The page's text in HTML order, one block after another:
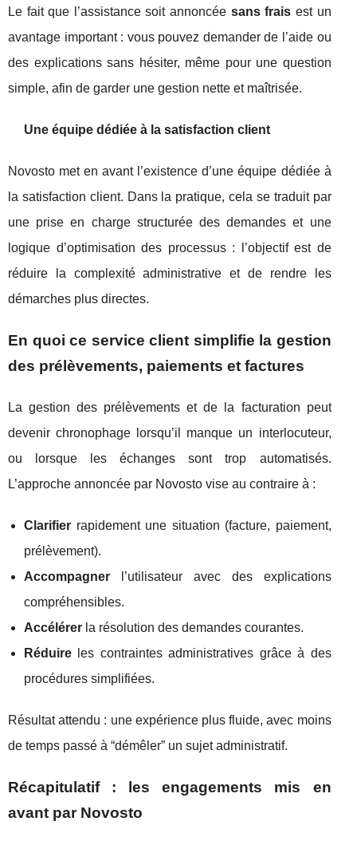
Le fait que l’assistance soit annoncée sans frais est un
avantage important : vous pouvez demander de l’aide ou
des explications sans hésiter, même pour une question
simple, afin de garder une gestion nette et maîtrisée.
Une équipe dédiée à la satisfaction client
Novosto met en avant l’existence d’une équipe dédiée à
la satisfaction client. Dans la pratique, cela se traduit par
une prise en charge structurée des demandes et une
logique d’optimisation des processus : l’objectif est de
réduire la complexité administrative et de rendre les
démarches plus directes.
En quoi ce service client simplifie la gestion
des prélèvements, paiements et factures
La gestion des prélèvements et de la facturation peut
devenir chronophage lorsqu’il manque un interlocuteur,
ou lorsque les échanges sont trop automatisés.
L’approche annoncée par Novosto vise au contraire à :
Clarifier rapidement une situation (facture, paiement,
prélèvement).
Accompagner l’utilisateur avec des explications
compréhensibles.
Accélérer la résolution des demandes courantes.
Réduire les contraintes administratives grâce à des
procédures simplifiées.
Résultat attendu : une expérience plus fluide, avec moins
de temps passé à “démêler” un sujet administratif.
Récapitulatif : les engagements mis en
avant par Novosto